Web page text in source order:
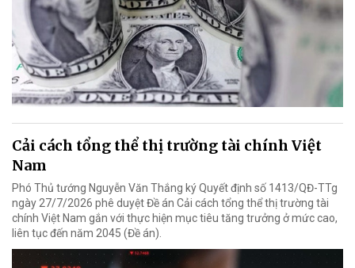
Cải cách tổng thể thị trường tài chính Việt
Nam
Phó Thủ tướng Nguyễn Văn Thắng ký Quyết định số 1413/QĐ-TTg
ngày 27/7/2026 phê duyệt Đề án Cải cách tổng thể thị trường tài
chính Việt Nam gắn với thực hiện mục tiêu tăng trưởng ở mức cao,
liên tục đến năm 2045 (Đề án).